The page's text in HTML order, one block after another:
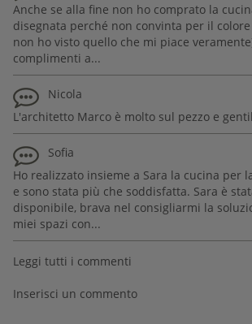
Anche se alla fine non ho comprato la
disegnata perché non convinta per il
non ho visto quello che mi piace
complimenti a...
Nicola
L'architetto Marco è molto sul pezzo e
Sofia
Ho realizzato insieme a Sara la cucina per
e sono stata più che soddisfatta. Sara è
disponibile, brava nel consigliarmi la
miei spazi con...
Leggi tutti i commenti
Inserisci un commento